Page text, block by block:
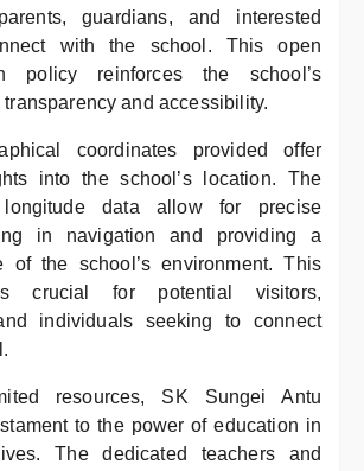
guardians, and interested
with the school. This open
policy reinforces the school’s
transparency and accessibility.
coordinates provided offer
into the school’s location. The
data allow for precise
in navigation and providing a
of the school’s environment. This
crucial for potential visitors,
individuals seeking to connect
resources, SK Sungei Antu
to the power of education in
The dedicated teachers and